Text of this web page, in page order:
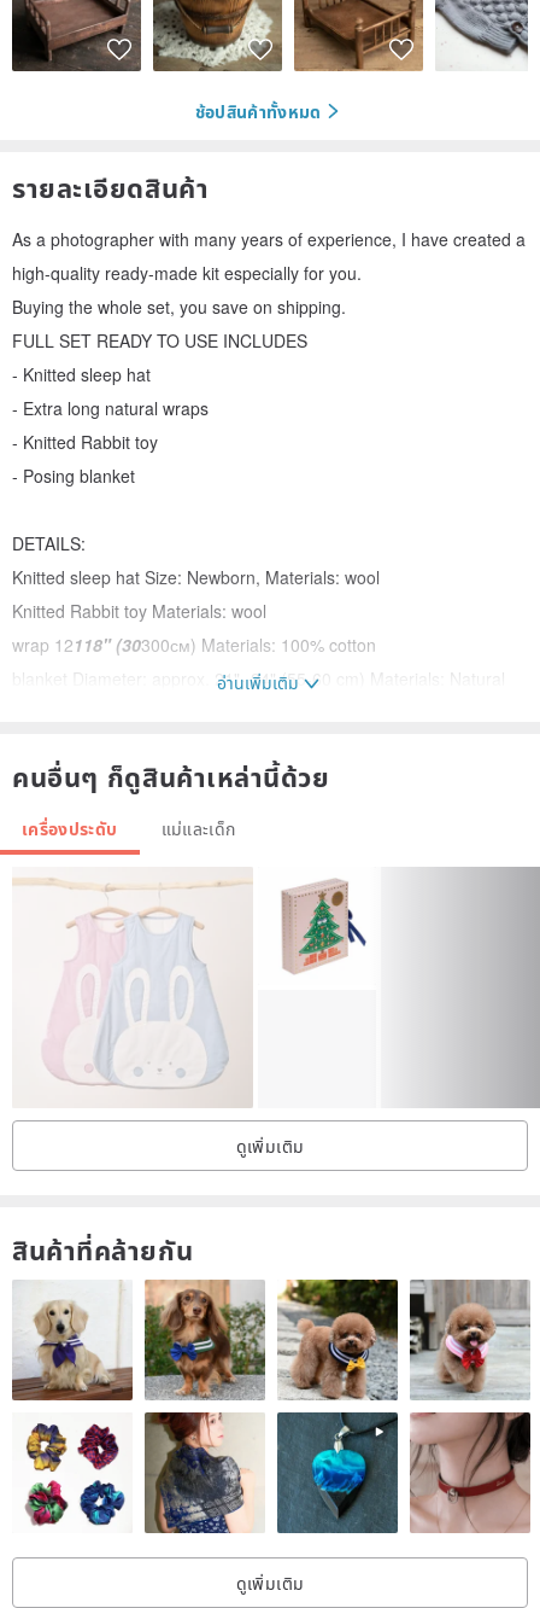
ช้อปสินค้าทั้งหมด
รายละเอียดสินค้า
As a photographer with many years of experience, I have created a
high-quality ready-made kit especially for you.
Buying the whole set, you save on shipping.
FULL SET READY TO USE INCLUDES
- Knitted sleep hat
- Extra long natural wraps
- Knitted Rabbit toy
- Posing blanket
DETAILS:
Knitted sleep hat Size: Newborn, Materials: wool
Knitted Rabbit toy Materials: wool
wrap 12118" (30300см) Materials: 100% cotton
blanket Diameter: approx. 21"- 24" (55-60 cm) Materials: Natural
photography.
Producing time: 7 - 14 business days.
Hand wash only in cold water.
*The size can differ a little depending on the curls' length.
Please note that the actual colors may differ slightly from what you
see on your monitor. I try to reflect the natural color of every item
however differences may be seen from computer to computer.
Please consider this before purchasing it.
อ่านเพิ่มเติม
คนอื่นๆ ก็ดูสินค้าเหล่านี้ด้วย
เครื่องประดับ แม่และเด็ก
ดูเพิ่มเติม
สินค้าที่คล้ายกัน
ดูเพิ่มเติม